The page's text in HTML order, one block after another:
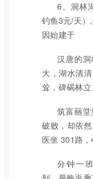
6、洞林
钓鱼3元/天）
因始建于
汉唐的
大，湖水清
耸，碑碣林
筑富丽
破败，却依
医坐 301路
分钟一